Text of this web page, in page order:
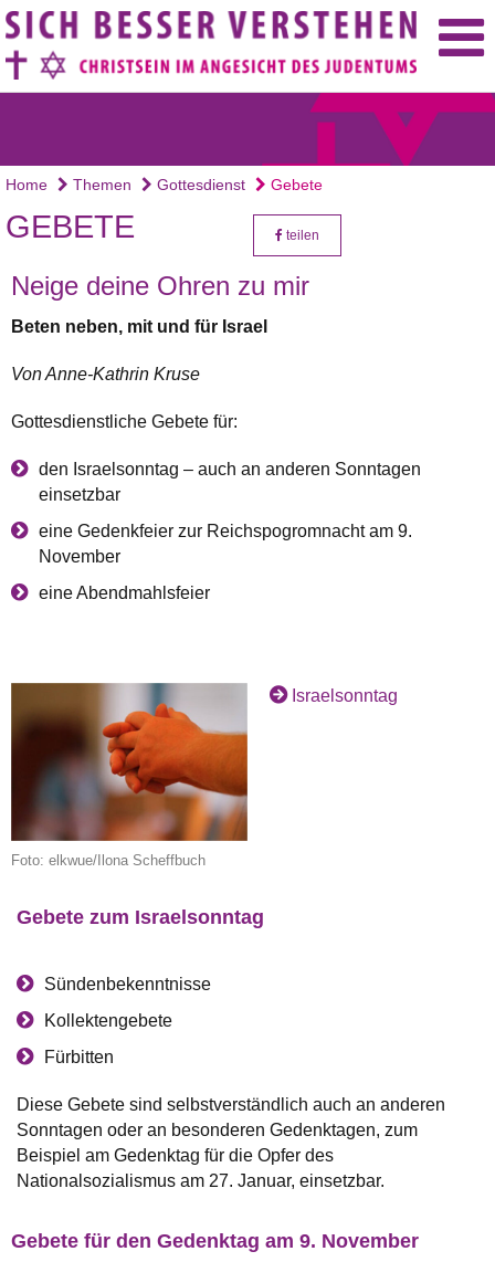
Home Themen Gottesdienst Gebete
GEBETE teilen
Neige deine Ohren zu mir
Beten neben, mit und für Israel
Von Anne-Kathrin Kruse
Gottesdienstliche Gebete für:
den Israelsonntag – auch an anderen Sonntagen
einsetzbar
eine Gedenkfeier zur Reichspogromnacht am 9.
November
eine Abendmahlsfeier
Foto: elkwue/Ilona Scheffbuch
Gebete zum Israelsonntag
Sündenbekenntnisse
Kollektengebete
Fürbitten
Diese Gebete sind selbstverständlich auch an anderen
Sonntagen oder an besonderen Gedenktagen, zum
Beispiel am Gedenktag für die Opfer des
Nationalsozialismus am 27. Januar, einsetzbar.
Israelsonntag
Gebete für den Gedenktag am 9. November